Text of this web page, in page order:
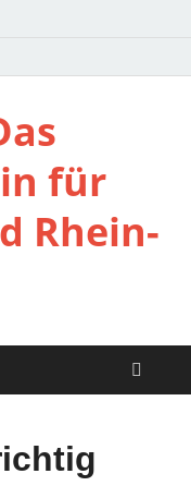
für
Rhein-